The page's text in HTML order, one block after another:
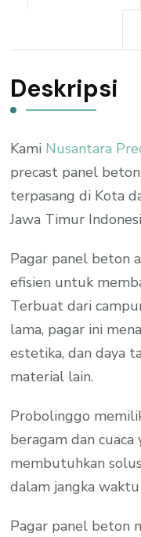
Deskripsi
Kami Nusantara
precast panel
terpasang di Kota
Jawa Timur
Pagar panel beton
efisien untuk
Terbuat dari
lama, pagar ini
estetika, dan daya
material lain.
Probolinggo
beragam dan
membutuhkan
dalam jangka
Pagar panel beton